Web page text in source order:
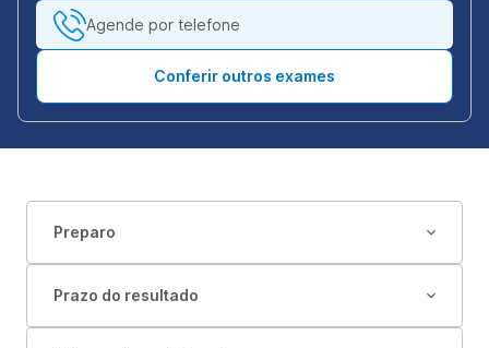
Agende por telefone
Conferir outros exames
Preparo
Prazo do resultado